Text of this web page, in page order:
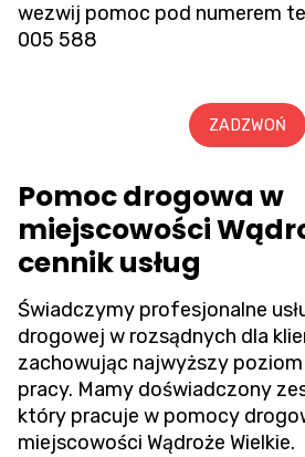
wezwij pomoc pod numerem
005 588
ZADZWOŃ
Pomoc drogowa w
miejscowości
cennik usług
Świadczymy profesjonalne
drogowej w rozsądnych dla
zachowując najwyższy
pracy. Mamy doświadczony
który pracuje w pomocy
miejscowości Wądroże Wielkie.